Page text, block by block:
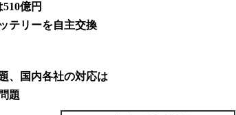
億円
テリーを自主交換
、国内各社の対応は
題